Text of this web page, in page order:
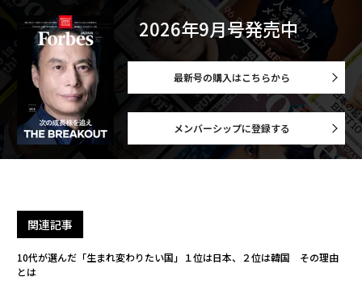
2026年9月号発売中
最新号の購入はこちらから
メンバーシップに登録する
関連記事
10代が選んだ「生まれ変わりたい国」１位は日本、２位は韓国 その理由
とは